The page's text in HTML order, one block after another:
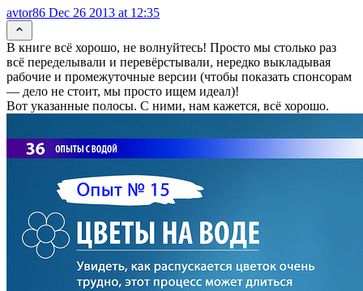
avtor86 Dec 26 2013 at 12:35
В книге всё хорошо, не волнуйтесь! Просто мы столько раз
всё переделывали и перевёрстывали, нередко выкладывая
рабочие и промежуточные версии (чтобы показать спонсорам
— дело не стоит, мы просто ищем идеал)!
Вот указанные полосы. С ними, нам кажется, всё хорошо.